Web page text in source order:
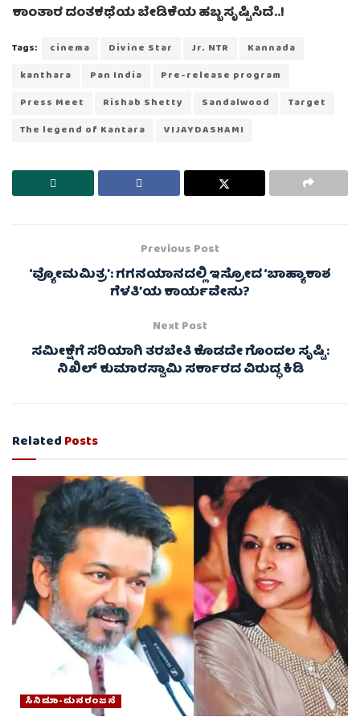
ಕಾಂತಾರ ದಂತಕಥೆಯ ಬೇಡಿಕೆಯ ಹಬ್ಬ ಸೃಷ್ಟಿಸಿದೆ..!
Tags: cinema Divine Star Jr. NTR
Kannada
kanthara
Pan India
Pre-release program
Press Meet
Rishab Shetty Sandalwood
Target
The legend of Kantara
VIJAYDASHAMI
Previous Post
‘ವ್ಯೋಮಮಿತ್ರ’: ಗಗನಯಾನದಲ್ಲಿ ಇಸ್ರೋದ ‘ಬಾಹ್ಯಾಕಾಶ
ಗೆಳತಿ’ಯ ಕಾರ್ಯವೇನು?
Next Post
ಸಮೀಕ್ಷೆಗೆ ಸರಿಯಾಗಿ ತರಬೇತಿ ಕೊಡದೇ ಗೊಂದಲ ಸೃಷ್ಟಿ:
ನಿಖಿಲ್ ಕುಮಾರಸ್ವಾಮಿ ಸರ್ಕಾರದ ವಿರುದ್ಧ ಕಿಡಿ
RelatedPosts
ಸಿನಿಮಾ-ಮನರಂಜನೆ